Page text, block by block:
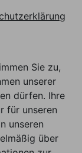
Sie zu,
unserer
dürfen. Ihre
für unseren
unseren
über